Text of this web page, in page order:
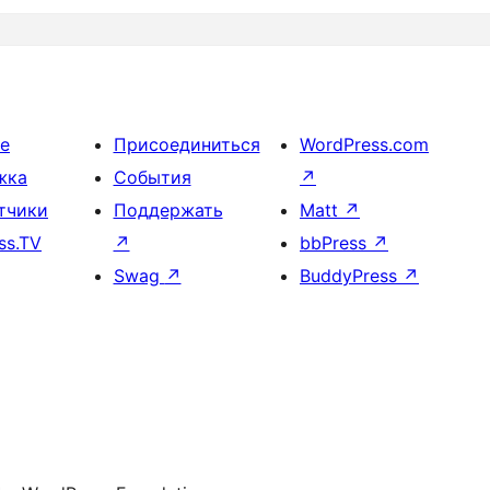
Присоединиться
События
Поддержать
↗
Swag ↗
WordPress.com
↗
Matt ↗
bbPress ↗
BuddyPress ↗